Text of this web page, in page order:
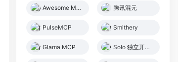
Awesome MCP Servers 腾讯混元
PulseMCP Smithery
Glama MCP Solo 独立开发者社区